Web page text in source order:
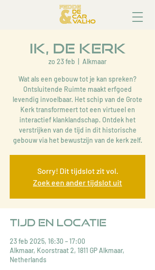
Ik, de Kerk
zo 23 feb Alkmaar
Wat als een gebouw tot je kan spreken?
Ontsluitende Ruimte maakt erfgoed
levendig invoelbaar. Het schip van de Grote
Kerk transformeert tot een virtueel en
interactief klanklandschap. Ontdek het
verstrijken van de tijd in dit historische
gebouw via het bewustzijn van de kerk zelf.
Sorry! Dit tijdslot zit vol.
Zoek een ander tijdslot uit
Tijd en locatie
23 feb 2025, 16:30 – 17:00
Alkmaar, Koorstraat 2, 1811 GP Alkmaar,
Netherlands